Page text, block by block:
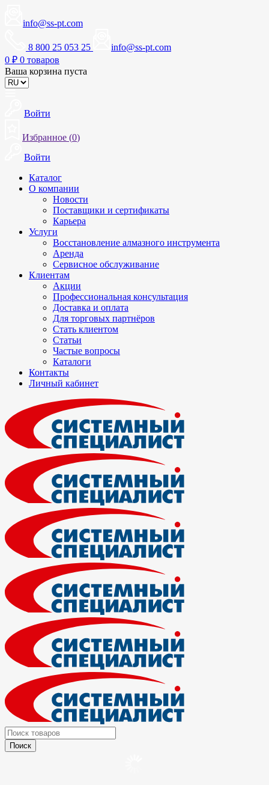
info@ss-pt.com
8 800 25 053 25
info@ss-pt.com
0 ₽ 0 товаров
Ваша корзина пуста
Войти
Избранное (0)
Войти
Каталог
О компании
Новости
Поставщики и сертификаты
Карьера
Услуги
Восстановление алмазного инструмента
Аренда
Сервисное обслуживание
Клиентам
Акции
Профессиональная консультация
Доставка и оплата
Для торговых партнёров
Стать клиентом
Статьи
Частые вопросы
Каталоги
Контакты
Личный кабинет